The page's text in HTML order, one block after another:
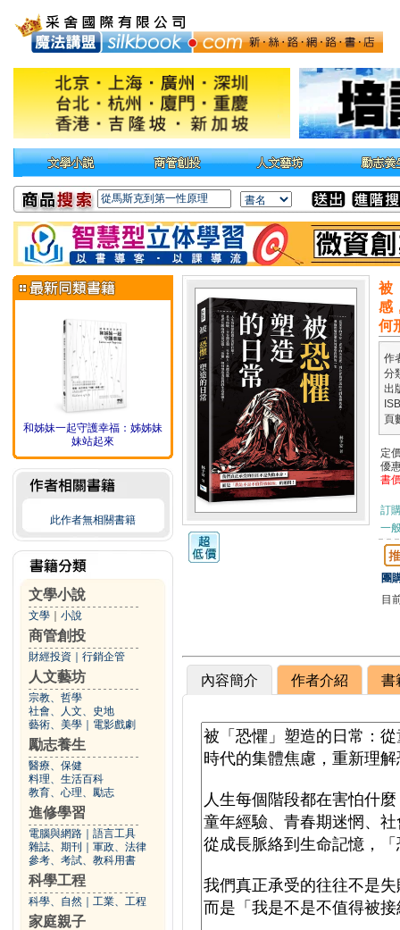
和姊妹一起守護幸福：姊姊妹
妹站起來
此作者無相關書籍
文學小說
文學 小說
商管創投
財經投資 行銷企管
人文藝坊
宗教、哲學
社會、人文、史地
藝術、美學
電影戲劇
勵志養生
醫療、保健
料理、生活百科
教育、心理、勵志
進修學習
電腦與網路
語言工具
雜誌、期刊
軍政、法律
參考、考試、教科用書
科學工程
科學、自然 工業、工程
家庭親子
被
感
何
作
分
出
頁
定
優
書
訂
一
團
目
內容簡介 作者介紹 書